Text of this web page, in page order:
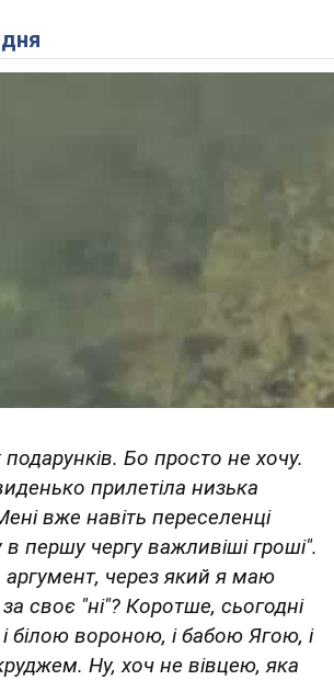
дня
Бо просто не хочу.
прилетіла низька
вже навіть переселенці
першу чергу важливіші гроші".
аргумент, через який я маю
своє "ні"? Коротше, сьогодні
білою вороною, і бабою Ягою, і
Ну, хоч не вівцею, яка